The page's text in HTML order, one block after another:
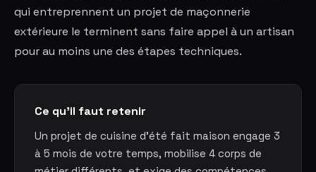
qui entreprennent un projet de maçonnerie
extérieure le terminent sans faire appel à un artisan
pour au moins une des étapes techniques.
Ce qu'il faut retenir
Un projet de cuisine d'été fait maison engage 3
à 5 mois de votre temps, mobilise 4 corps de